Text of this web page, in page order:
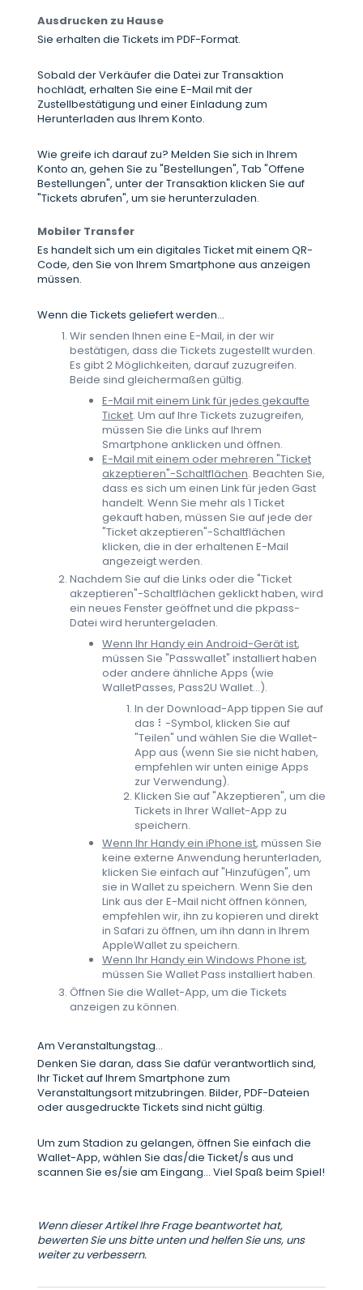
Ausdrucken zu Hause
Sie erhalten die Tickets im PDF-Format.
Sobald der Verkäufer die Datei zur Transaktion
hochlädt, erhalten Sie eine E-Mail mit der
Zustellbestätigung und einer Einladung zum
Herunterladen aus Ihrem Konto.
Wie greife ich darauf zu? Melden Sie sich in Ihrem
Konto an, gehen Sie zu "Bestellungen", Tab "Offene
Bestellungen", unter der Transaktion klicken Sie auf
"Tickets abrufen", um sie herunterzuladen.
Mobiler Transfer
Es handelt sich um ein digitales Ticket mit einem QR-
Code, den Sie von Ihrem Smartphone aus anzeigen
müssen.
Wenn die Tickets geliefert werden...
Wir senden Ihnen eine E-Mail, in der wir
bestätigen, dass die Tickets zugestellt wurden.
Es gibt 2 Möglichkeiten, darauf zuzugreifen.
Beide sind gleichermaßen gültig.
E-Mail mit einem Link für jedes gekaufte
Ticket. Um auf Ihre Tickets zuzugreifen,
müssen Sie die Links auf Ihrem
Smartphone anklicken und öffnen.
E-Mail mit einem oder mehreren "Ticket
akzeptieren"-Schaltflächen. Beachten Sie,
dass es sich um einen Link für jeden Gast
handelt. Wenn Sie mehr als 1 Ticket
gekauft haben, müssen Sie auf jede der
"Ticket akzeptieren"-Schaltflächen
klicken, die in der erhaltenen E-Mail
angezeigt werden.
Nachdem Sie auf die Links oder die "Ticket
akzeptieren"-Schaltflächen geklickt haben, wird
ein neues Fenster geöffnet und die pkpass-
Datei wird heruntergeladen.
Wenn Ihr Handy ein Android-Gerät ist,
müssen Sie "Passwallet" installiert haben
oder andere ähnliche Apps (wie
WalletPasses, Pass2U Wallet...).
In der Download-App tippen Sie auf
das ⠇-Symbol, klicken Sie auf
"Teilen" und wählen Sie die Wallet-
App aus (wenn Sie sie nicht haben,
empfehlen wir unten einige Apps
zur Verwendung).
Klicken Sie auf "Akzeptieren", um die
Tickets in Ihrer Wallet-App zu
speichern.
Wenn Ihr Handy ein iPhone ist, müssen Sie
keine externe Anwendung herunterladen,
klicken Sie einfach auf "Hinzufügen", um
sie in Wallet zu speichern. Wenn Sie den
Link aus der E-Mail nicht öffnen können,
empfehlen wir, ihn zu kopieren und direkt
in Safari zu öffnen, um ihn dann in Ihrem
AppleWallet zu speichern.
Wenn Ihr Handy ein Windows Phone ist,
müssen Sie Wallet Pass installiert haben.
Öffnen Sie die Wallet-App, um die Tickets
anzeigen zu können.
Am Veranstaltungstag...
Denken Sie daran, dass Sie dafür verantwortlich sind,
Ihr Ticket auf Ihrem Smartphone zum
Veranstaltungsort mitzubringen. Bilder, PDF-Dateien
oder ausgedruckte Tickets sind nicht gültig.
Um zum Stadion zu gelangen, öffnen Sie einfach die
Wallet-App, wählen Sie das/die Ticket/s aus und
scannen Sie es/sie am Eingang... Viel Spaß beim Spiel!
Wenn dieser Artikel Ihre Frage beantwortet hat,
bewerten Sie uns bitte unten und helfen Sie uns, uns
weiter zu verbessern.